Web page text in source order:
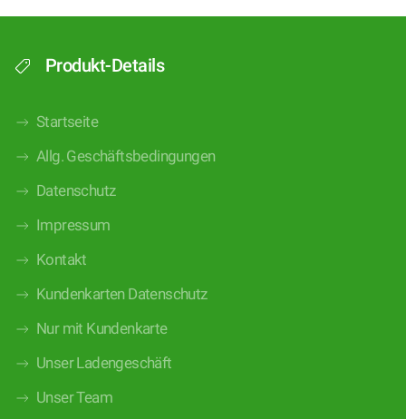
Produkt-Details
Startseite
Allg. Geschäftsbedingungen
Datenschutz
Impressum
Kontakt
Kundenkarten Datenschutz
Nur mit Kundenkarte
Unser Ladengeschäft
Unser Team